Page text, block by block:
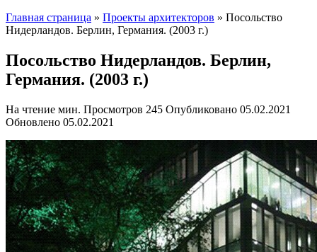
Главная страница » Проекты архитекторов » Посольство
Нидерландов. Берлин, Германия. (2003 г.)
Посольство Нидерландов. Берлин,
Германия. (2003 г.)
На чтение мин. Просмотров 245 Опубликовано 05.02.2021
Обновлено 05.02.2021